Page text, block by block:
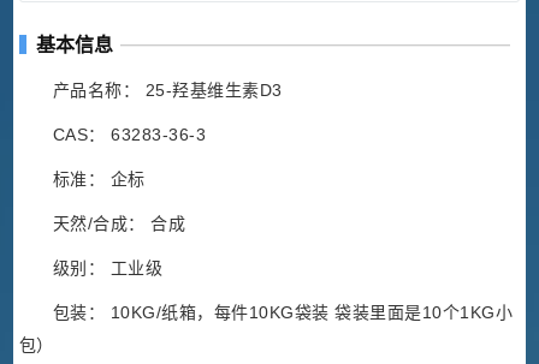
基本信息
产品名称： 25-羟基维生素D3
CAS： 63283-36-3
标准： 企标
天然/合成： 合成
级别： 工业级
包装： 10KG/纸箱，每件10KG袋装 袋装里面是10个1KG小
包）